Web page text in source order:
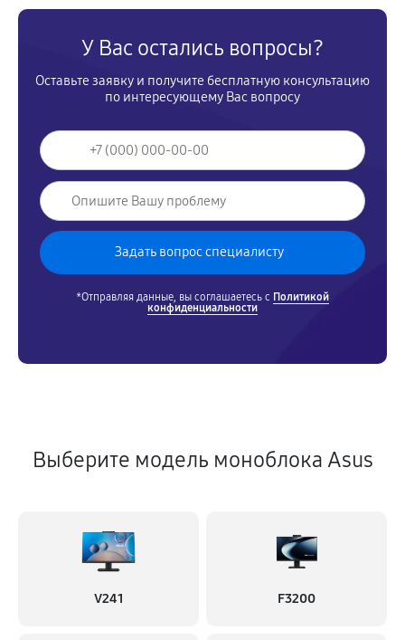
У Вас остались вопросы?
Оставьте заявку и получите бесплатную консультацию
по интересующему Вас вопросу
*Отправляя данные, вы соглашаетесь с Политикой
конфиденциальности
Выберите модель моноблока Asus
V241 F3200